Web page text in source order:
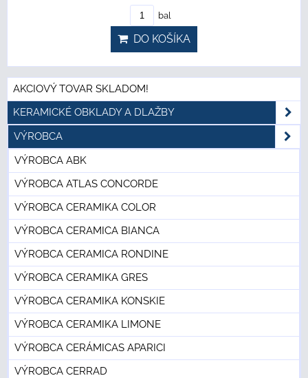
bal
DO KOŠÍKA
AKCIOVÝ TOVAR SKLADOM!
KERAMICKÉ OBKLADY A DLAŽBY
VÝROBCA
VÝROBCA ABK
VÝROBCA ATLAS CONCORDE
VÝROBCA CERAMIKA COLOR
VÝROBCA CERAMICA BIANCA
VÝROBCA CERAMICA RONDINE
VÝROBCA CERAMIKA GRES
VÝROBCA CERAMIKA KONSKIE
VÝROBCA CERAMIKA LIMONE
VÝROBCA CERÁMICAS APARICI
VÝROBCA CERRAD